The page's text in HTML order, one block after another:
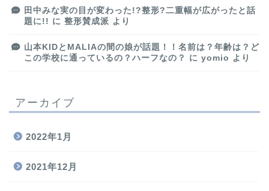
田中みな実の目が変わった!?整形?二重幅が広がったと話
題に!! に 整形賛成派 より
山本KIDとMALIAの間の娘が話題！！名前は？年齢は？ど
この学校に通っているの？ハーフなの？
に yomio より
アーカイブ
2022年1月
2021年12月